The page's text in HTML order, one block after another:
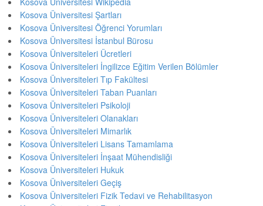
Kosova Üniversitesi Şartları
Kosova Üniversitesi Öğrenci Yorumları
Kosova Üniversitesi İstanbul Bürosu
Kosova Üniversiteleri Ücretleri
Kosova Üniversiteleri İngilizce Eğitim Verilen Bölümler
Kosova Üniversiteleri Tıp Fakültesi
Kosova Üniversiteleri Taban Puanları
Kosova Üniversiteleri Psikoloji
Kosova Üniversiteleri Olanakları
Kosova Üniversiteleri Mimarlık
Kosova Üniversiteleri Lisans Tamamlama
Kosova Üniversiteleri İnşaat Mühendisliği
Kosova Üniversiteleri Hukuk
Kosova Üniversiteleri Geçiş
Kosova Üniversiteleri Fizik Tedavi ve Rehabilitasyon